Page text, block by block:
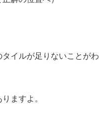
イルが足りないことがわ
ますよ。